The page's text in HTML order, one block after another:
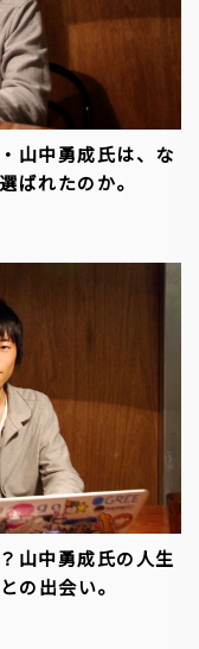
山中勇成氏は、な
ばれたのか。
山中勇成氏の人生
の出会い。